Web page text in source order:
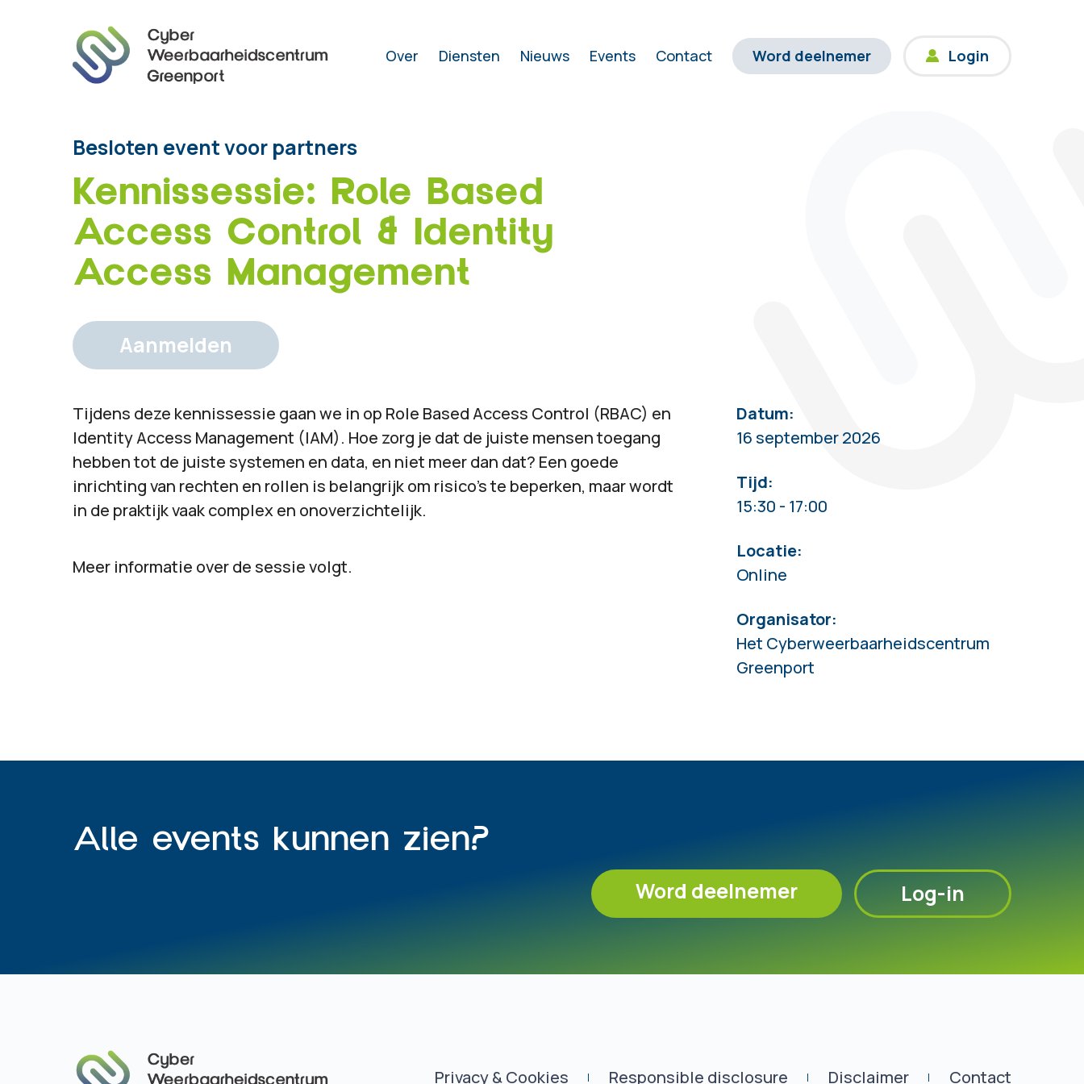
Over Diensten Nieuws Events Contact Word deelnemer Login
Besloten event voor partners
Kennissessie: Role Based
Access Control & Identity
Access Management
Datum:
16 september 2026
Tijd:
15:30 - 17:00
Locatie:
Online
Organisator:
Het Cyberweerbaarheidscentrum
Greenport
Aanmelden
Tijdens deze kennissessie gaan we in op Role Based Access Control (RBAC) en
Identity Access Management (IAM). Hoe zorg je dat de juiste mensen toegang
hebben tot de juiste systemen en data, en niet meer dan dat? Een goede
inrichting van rechten en rollen is belangrijk om risico’s te beperken, maar wordt
in de praktijk vaak complex en onoverzichtelijk.
Meer informatie over de sessie volgt.
Alle events kunnen zien?
Word deelnemer Log-in
Privacy & Cookies Responsible disclosure Disclaimer Contact